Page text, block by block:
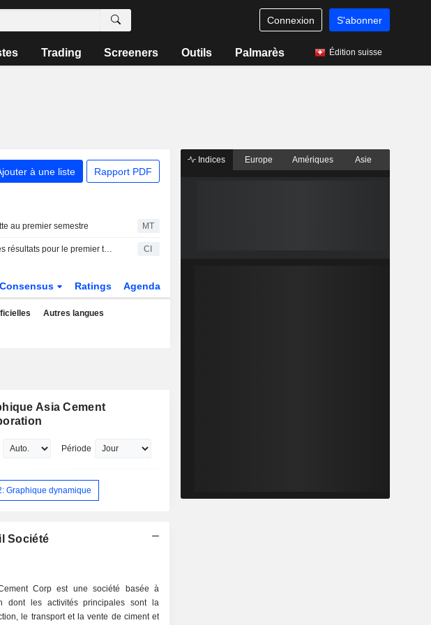
Connexion S'abonner
Trading Screeners Outils Palmarès Édition suisse
à une liste Rapport PDF
au premier semestre MT
Asia Cement Corporation publie ses résultats pour le premier trimestre clos le 31 mars 2026 CI
Consensus Ratings Agenda
Autres langues
Asia Cement
Période
Graphique dynamique
Société
Corp est une société basée à
dont les activités principales sont la
le transport et la vente de ciment et
Indices Europe Amériques Asie